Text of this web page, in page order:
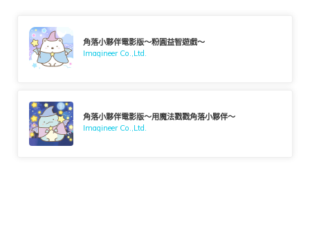
角落小夥伴電影版～粉圓益智遊戲～
Imagineer Co.,Ltd.
角落小夥伴電影版～用魔法戳戳角落小夥伴～
Imagineer Co.,Ltd.